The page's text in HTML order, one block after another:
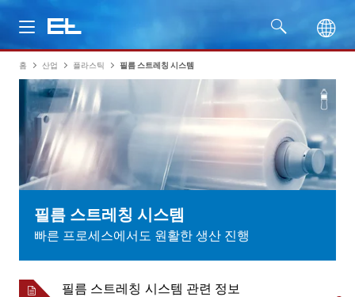
제품
산업
서비스
홈 산업 플라스틱 필름 스트레칭 시스템
필름 스트레칭 시스템
빠른 프로세스에서도 원활한 생산 진행
필름 스트레칭 시스템 관련 정보